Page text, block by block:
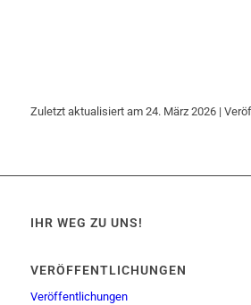
Zuletzt aktualisiert am 24. März 2026 |
IHR WEG ZU UNS!
VERÖFFENTLICHUNGEN
Veröffentlichungen